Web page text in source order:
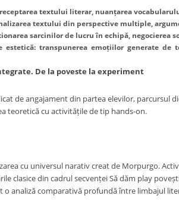
textului literar, nuanțarea
textului din perspective multiple,
sarcinilor de lucru în echipă,
estetică: transpunerea emoțiilor generate
De la poveste la experiment
de angajament din partea elevilor, parcursul
teoretică cu activitățile de tip hands-on.
cu universul narativ creat de Morpurgo.
clasice din cadrul secvenței Să dăm play
o analiză comparativă profundă între limbajul